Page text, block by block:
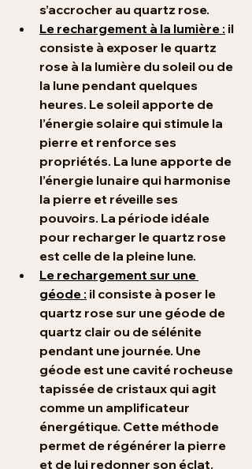
s’accrocher au quartz rose.
Le rechargement à la lumière : il
consiste à exposer le quartz
rose à la lumière du soleil ou de
la lune pendant quelques
heures. Le soleil apporte de
l’énergie solaire qui stimule la
pierre et renforce ses
propriétés. La lune apporte de
l’énergie lunaire qui harmonise
la pierre et réveille ses
pouvoirs. La période idéale
pour recharger le quartz rose
est celle de la pleine lune.
Le rechargement sur une
géode : il consiste à poser le
quartz rose sur une géode de
quartz clair ou de sélénite
pendant une journée. Une
géode est une cavité rocheuse
tapissée de cristaux qui agit
comme un amplificateur
énergétique. Cette méthode
permet de régénérer la pierre
et de lui redonner son éclat.